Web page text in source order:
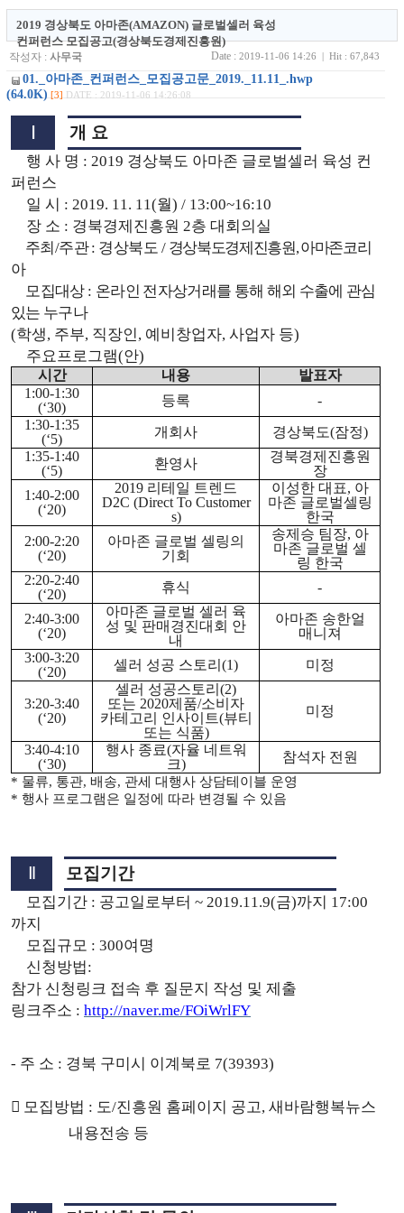
2019 경상북도 아마존(AMAZON) 글로벌셀러 육성
컨퍼런스 모집공고(경상북도경제진흥원)
작성자 : 사무국 Date : 2019-11-06 14:26 | Hit : 67,843
01._아마존_컨퍼런스_모집공고문_2019._11.11_.hwp
(64.0K) [3] DATE : 2019-11-06 14:26:08
Ⅰ 개 요
행 사 명 : 2019 경상북도 아마존 글로벌셀러 육성 컨
퍼런스
일 시 : 2019. 11. 11(월) / 13:00~16:10
장 소 : 경북경제진흥원 2층 대회의실
주최/주관: 경상북도 / 경상북도경제진흥원,아마존코리
아
모집대상 : 온라인 전자상거래를 통해 해외 수출에 관심
있는 누구나
(학생, 주부, 직장인, 예비창업자, 사업자 등)
주요프로그램(안)
시간 내용
발표자
1:00-1:30
(‘30)
등록
-
1:30-1:35
(‘5)
개회사 경상북도(잠정)
1:35-1:40
(‘5)
환영사
경북경제진흥원
장
1:40-2:00
(‘20)
2019 리테일 트렌드
D2C (Direct To Customer
s)
이성한 대표, 아
마존 글로벌셀링
한국
2:00-2:20
(‘20)
아마존 글로벌 셀링의
기회
송제승 팀장, 아
마존 글로벌 셀
링 한국
2:20-2:40
(‘20)
휴식 -
2:40-3:00
(‘20)
아마존 글로벌 셀러 육
성 및 판매경진대회 안
내
아마존 송한얼
매니져
3:00-3:20
(‘20)
셀러 성공 스토리 (1) 미정
3:20-3:40
(‘20)
셀러 성공스토리 (2)
또는 2020제품/소비자
카테고리 인사이트(뷰티
또는 식품)
미정
3:40-4:10
(‘30)
행사 종료(자율 네트워
크) 참석자 전원
* 물류, 통관, 배송, 관세 대행사 상담테이블 운영
* 행사 프로그램은 일정에 따라 변경될 수 있음
모집기간
모집기간 : 공고일로부터 ~ 2019.11.9(금)까지 17:00
까지
모집규모 : 300여명
신청방법:
참가 신청링크 접속 후 질문지 작성 및 제출
링크주소 : http://naver.me/FOiWrlFY
- 주 소 : 경북 구미시 이계북로 7(39393)
 모집방법 : 도/진흥원 홈페이지 공고, 새바람행복뉴스
내용전송 등